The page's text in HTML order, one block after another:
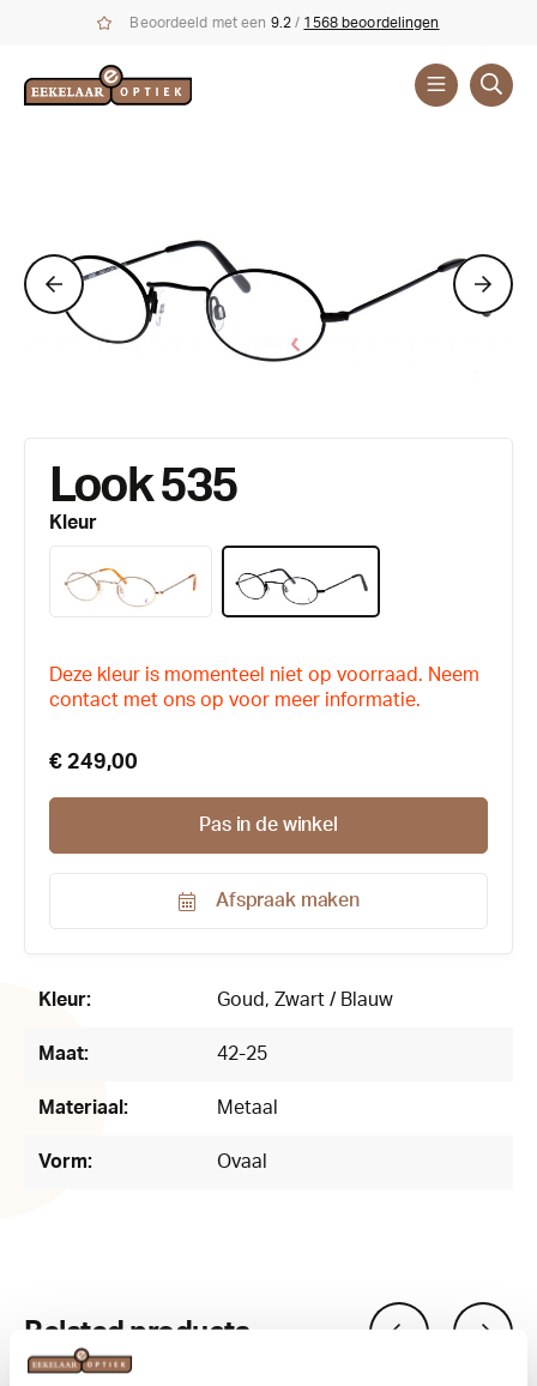
Beoordeeld met een 9.2 / 1568 beoordelingen
Look 535
Kleur
Deze kleur is momenteel niet op voorraad. Neem
contact met ons op voor meer informatie.
€ 249,00
Pas in de winkel
Afspraak maken
Kleur:
Goud, Zwart / Blauw
Maat: 42-25
Materiaal: Metaal
Vorm: Ovaal
Related products